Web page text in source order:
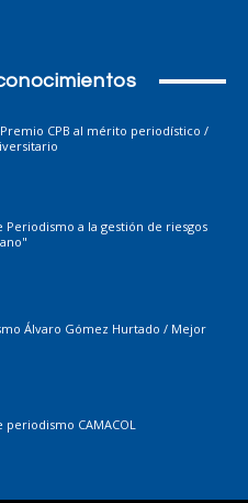
CPB al mérito periodístico /
Periodismo a la gestión de riesgos
Álvaro Gómez Hurtado / Mejor
periodismo CAMACOL